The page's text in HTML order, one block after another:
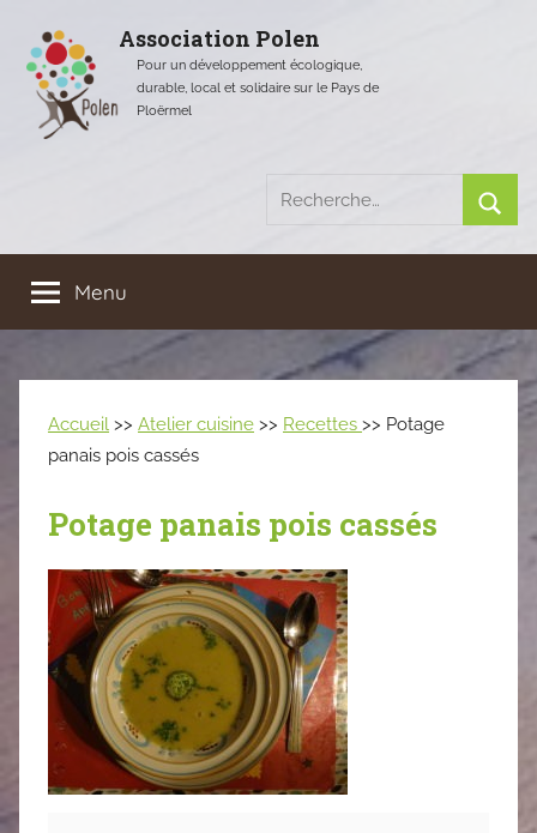
contenu
Association Polen
Pour un développement écologique,
durable, local et solidaire sur le Pays de
Ploërmel
Recherche
:
Menu
Accueil >> Atelier cuisine >> Recettes >> Potage
panais pois cassés
Potage panais pois cassés